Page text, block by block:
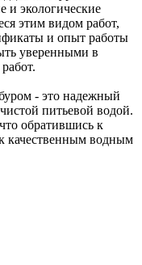
и экологические
этим видом работ,
и опыт работы
уверенными в
- это надежный
питьевой водой.
обратившись к
качественным водным